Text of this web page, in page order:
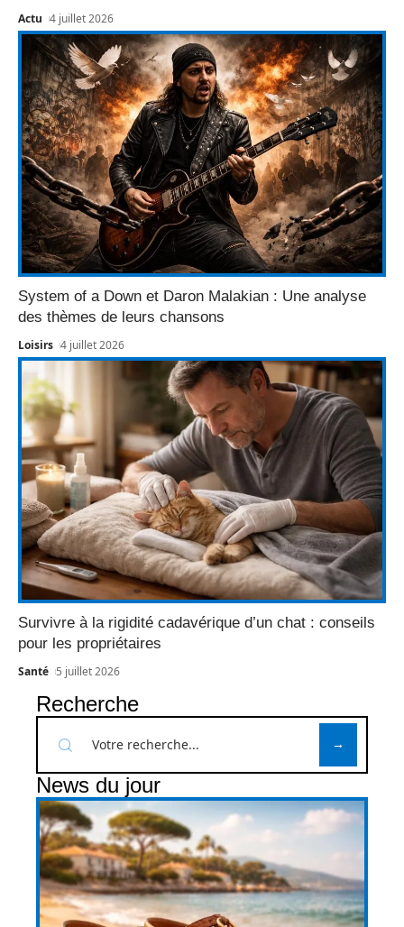
Actu 4 juillet 2026
System of a Down et Daron Malakian : Une analyse
des thèmes de leurs chansons
Loisirs 4 juillet 2026
Survivre à la rigidité cadavérique d’un chat : conseils
pour les propriétaires
Santé 5 juillet 2026
Recherche
News du jour